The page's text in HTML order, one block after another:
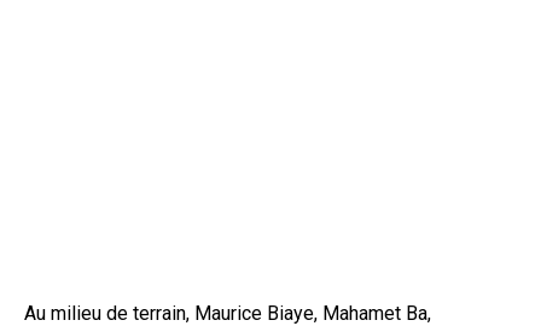
Au milieu de terrain, Maurice Biaye, Mahamet Ba,